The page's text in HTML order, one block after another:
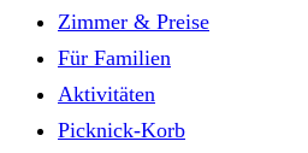
Zimmer & Preise
Für Familien
Aktivitäten
Picknick-Korb